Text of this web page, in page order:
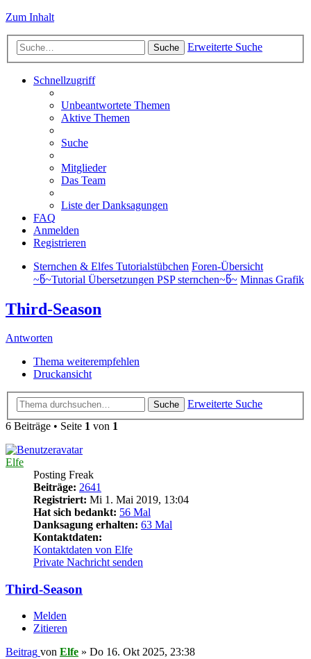
Zum Inhalt
Suche Erweiterte Suche
Schnellzugriff
Unbeantwortete Themen
Aktive Themen
Suche
Mitglieder
Das Team
Liste der Danksagungen
FAQ
Anmelden
Registrieren
Sternchen & Elfes Tutorialstübchen Foren-Übersicht
~წ~Tutorial Übersetzungen PSP sternchen~წ~ Minnas Grafik
Third-Season
Antworten
Thema weiterempfehlen
Druckansicht
Suche
Erweiterte Suche
6 Beiträge • Seite 1 von 1
Elfe
Posting Freak
Beiträge: 2641
Registriert: Mi 1. Mai 2019, 13:04
Hat sich bedankt: 56 Mal
Danksagung erhalten: 63 Mal
Kontaktdaten:
Kontaktdaten von Elfe
Private Nachricht senden
Third-Season
Melden
Zitieren
Beitrag von Elfe » Do 16. Okt 2025, 23:38